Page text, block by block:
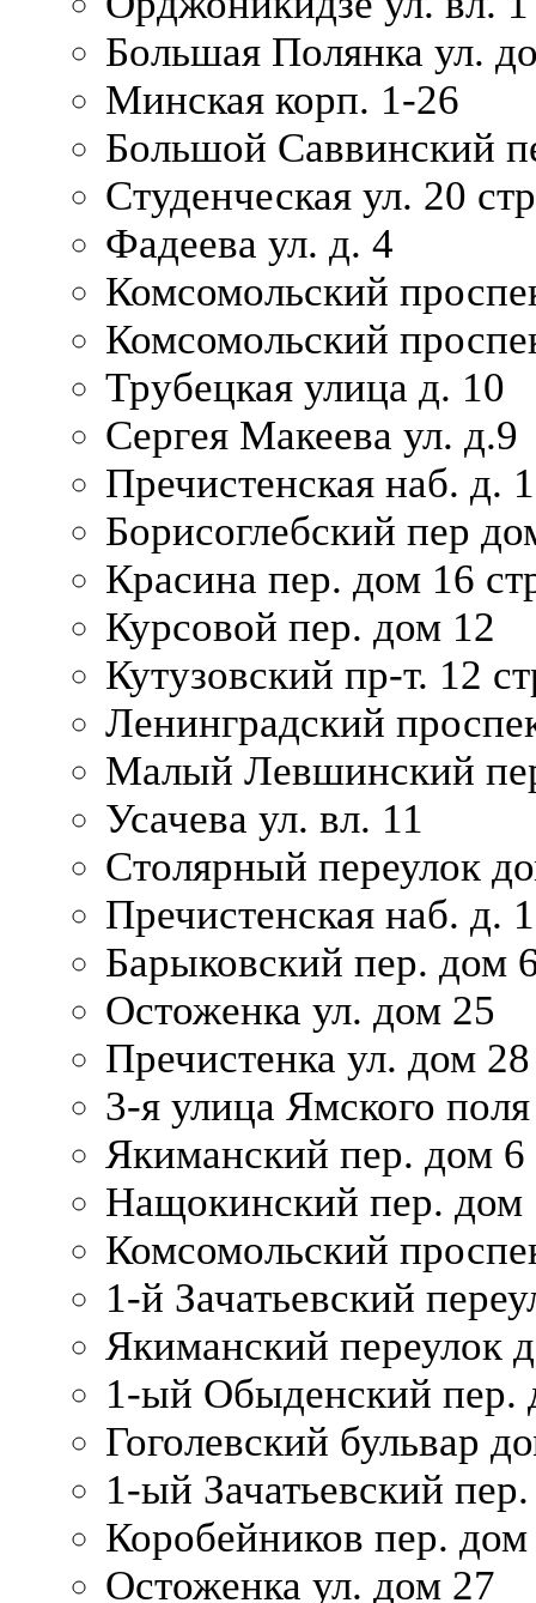
Большая Полянка ул.
Минская корп. 1-26
Большой Саввинский
Студенческая ул. 20
Фадеева ул. д. 4
Комсомольский
Комсомольский
Трубецкая улица д. 10
Сергея Макеева ул. д.9
Пречистенская наб. д.
Борисоглебский пер
Красина пер. дом 16
Курсовой пер. дом 12
Кутузовский пр-т. 12
Ленинградский
Малый Левшинский
Усачева ул. вл. 11
Столярный переулок
Пречистенская наб. д.
Барыковский пер. дом
Остоженка ул. дом 25
Пречистенка ул. дом 28
3-я улица Ямского
Якиманский пер. дом 6
Нащокинский пер. дом
Комсомольский
1-й Зачатьевский
Якиманский переулок
1-ый Обыденский пер.
Гоголевский бульвар
1-ый Зачатьевский
Коробейников пер.
Остоженка ул. дом 27